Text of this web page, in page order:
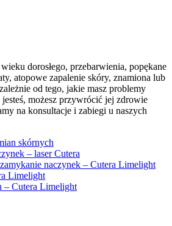
dorosłego, przebarwienia, popękane
atopowe zapalenie skóry, znamiona lub
od tego, jakie masz problemy
możesz przywrócić jej zdrowie
na konsultacje i zabiegi u naszych
skórnych
– laser Cutera
naczynek – Cutera Limelight
Limelight
– Cutera Limelight